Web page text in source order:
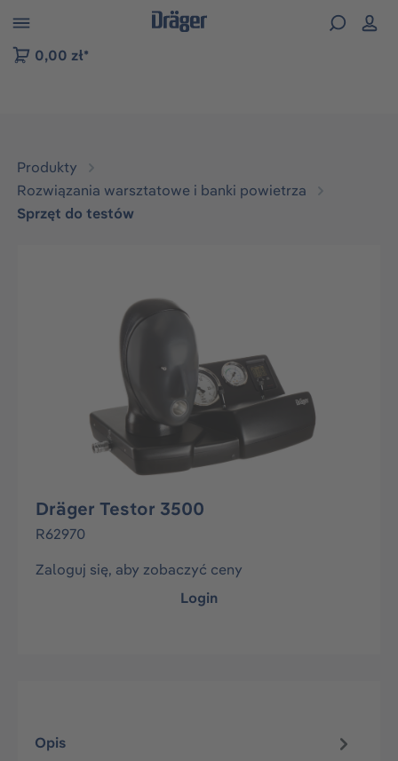
do nawigacji na platformie B2B
0,00 zł*
Produkty
Rozwiązania warsztatowe i banki powietrza
Sprzęt do testów
Dräger Testor 3500
R62970
Zaloguj się, aby zobaczyć ceny
Login
Opis